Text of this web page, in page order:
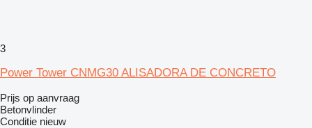
3
Power Tower CNMG30 ALISADORA DE CONCRETO
Prijs op aanvraag
Betonvlinder
Conditie nieuw